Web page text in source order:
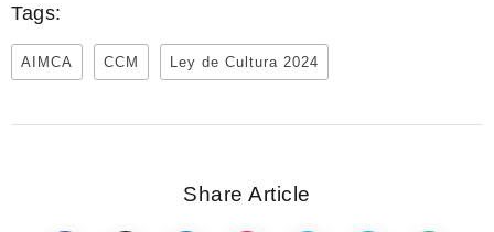
Tags:
AIMCA CCM Ley de Cultura 2024
Share Article